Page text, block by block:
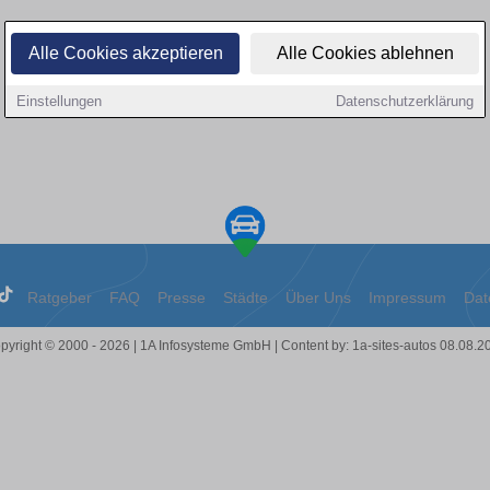
Alle Cookies akzeptieren Alle Cookies ablehnen
Einstellungen Datenschutzerklärung
Ratgeber FAQ Presse Städte Über Uns Impressum
© 2000 - 2026 | 1A Infosysteme GmbH | Content by: 1a-sites-autos